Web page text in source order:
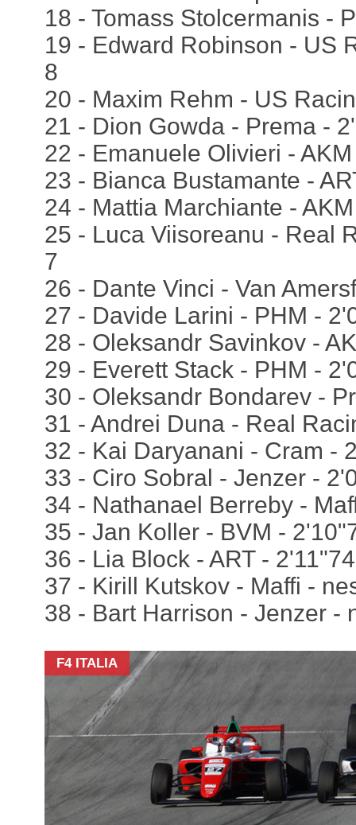
18 - Tomass Stolcermanis -
19 - Edward Robinson - US
8
20 - Maxim Rehm - US
21 - Dion Gowda - Prema -
22 - Emanuele Olivieri -
23 - Bianca Bustamante -
24 - Mattia Marchiante -
25 - Luca Viisoreanu - Real
7
26 - Dante Vinci - Van
27 - Davide Larini - PHM -
28 - Oleksandr Savinkov -
29 - Everett Stack - PHM -
30 - Oleksandr Bondarev -
31 - Andrei Duna - Real
32 - Kai Daryanani - Cram -
33 - Ciro Sobral - Jenzer -
34 - Nathanael Berreby -
35 - Jan Koller - BVM -
36 - Lia Block - ART -
37 - Kirill Kutskov - Maffi -
38 - Bart Harrison - Jenzer -
F4 ITALIA